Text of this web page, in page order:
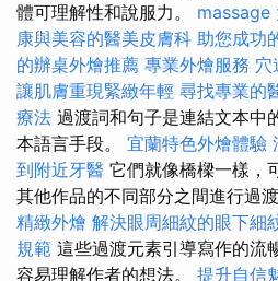
體可理解性和說服力。 massage
康與美容的醫美皮膚科 助您成功
的辦桌外燴推薦 專業外燴服務 穴
讓肌膚重現緊緻年輕 尋找專業的
療法 過渡詞和句子是連結文本中
本語言手段。 宜蘭特色外燴體驗
到附近牙醫 它們就像橋樑一樣，
其他作品的不同部分之間進行過渡
精緻外燴 解決眼周細紋的眼下細
規範 這些過渡元素引導寫作的流
容易理解作者的想法。 提升自信